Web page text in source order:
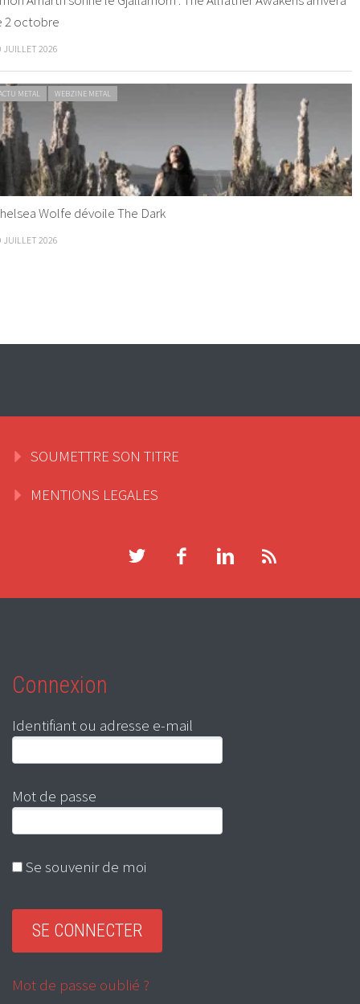
2 octobre
JUILLET 2026
METAL WEBZINE METAL
Wolfe dévoile The Dark
JUILLET 2026
SOUMETTRE SON TITRE
MENTIONS LEGALES
Connexion
Identifiant ou adresse e-mail
Mot de passe
Se souvenir de moi
Mot de passe oublié ?